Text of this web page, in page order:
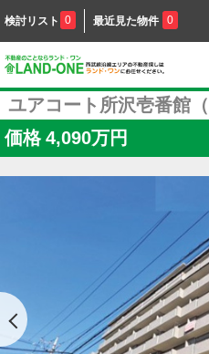
検討リスト 0 最近見た物件 0
ユアコート所沢壱番館（
価格 4,090万円